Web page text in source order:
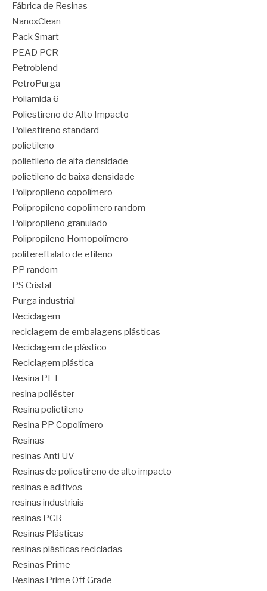
Fábrica de Resinas
NanoxClean
Pack Smart
PEAD PCR
Petroblend
PetroPurga
Poliamida 6
Poliestireno de Alto Impacto
Poliestireno standard
polietileno
polietileno de alta densidade
polietileno de baixa densidade
Polipropileno copolímero
Polipropileno copolímero random
Polipropileno granulado
Polipropileno Homopolímero
politereftalato de etileno
PP random
PS Cristal
Purga industrial
Reciclagem
reciclagem de embalagens plásticas
Reciclagem de plástico
Reciclagem plástica
Resina PET
resina poliéster
Resina polietileno
Resina PP Copolímero
Resinas
resinas Anti UV
Resinas de poliestireno de alto impacto
resinas e aditivos
resinas industriais
resinas PCR
Resinas Plásticas
resinas plásticas recicladas
Resinas Prime
Resinas Prime Off Grade